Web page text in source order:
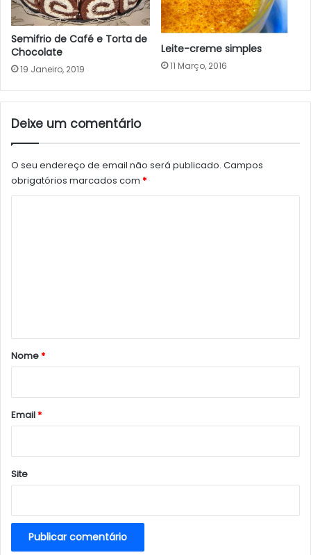
Semifrio de Café e Torta de
Chocolate
19 Janeiro, 2019
Leite-creme simples
11 Março, 2016
Deixe um comentário
O seu endereço de email não será publicado. Campos
obrigatórios marcados com *
r
*
Nome*
Email*
Site